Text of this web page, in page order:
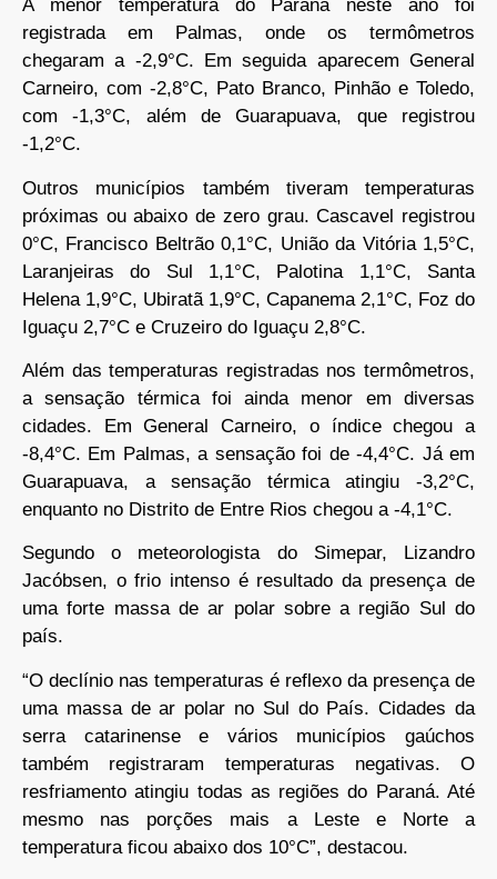
A menor temperatura do Paraná neste ano foi
registrada em Palmas, onde os termômetros
chegaram a -2,9°C. Em seguida aparecem General
Carneiro, com -2,8°C, Pato Branco, Pinhão e Toledo,
com -1,3°C, além de Guarapuava, que registrou
-1,2°C.
Outros municípios também tiveram temperaturas
próximas ou abaixo de zero grau. Cascavel registrou
0°C, Francisco Beltrão 0,1°C, União da Vitória 1,5°C,
Laranjeiras do Sul 1,1°C, Palotina 1,1°C, Santa
Helena 1,9°C, Ubiratã 1,9°C, Capanema 2,1°C, Foz do
Iguaçu 2,7°C e Cruzeiro do Iguaçu 2,8°C.
Além das temperaturas registradas nos termômetros,
a sensação térmica foi ainda menor em diversas
cidades. Em General Carneiro, o índice chegou a
-8,4°C. Em Palmas, a sensação foi de -4,4°C. Já em
Guarapuava, a sensação térmica atingiu -3,2°C,
enquanto no Distrito de Entre Rios chegou a -4,1°C.
Segundo o meteorologista do Simepar, Lizandro
Jacóbsen, o frio intenso é resultado da presença de
uma forte massa de ar polar sobre a região Sul do
país.
“O declínio nas temperaturas é reflexo da presença de
uma massa de ar polar no Sul do País. Cidades da
serra catarinense e vários municípios gaúchos
também registraram temperaturas negativas. O
resfriamento atingiu todas as regiões do Paraná. Até
mesmo nas porções mais a Leste e Norte a
temperatura ficou abaixo dos 10°C”, destacou.